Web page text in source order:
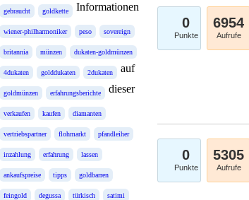
gebraucht goldkette
wiener-philharmoniker peso sovereign
britannia münzen dukaten-goldmünzen
4dukaten golddukaten 2dukaten
goldmünzen erfahrungsberichte
verkaufen kaufen diamanten
vertriebspartner flohmarkt pfandleiher
inzahlung erfahrung lassen
ankaufspreise tipps goldbarren
feingold degussa türkisch satimi
Informationen
auf
dieser
0
Punkte
6954
Aufrufe
0
Punkte
5305
Aufrufe